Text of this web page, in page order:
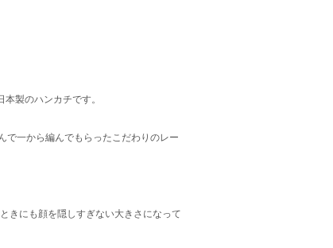
製のハンカチです。
で一から編んでもらったこだわりのレー
きにも顔を隠しすぎない大きさになって